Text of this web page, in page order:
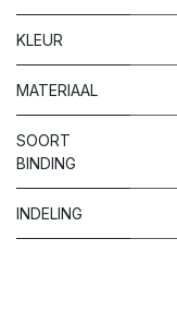
KLEUR
MATERIAAL
SOORT
BINDING
INDELING